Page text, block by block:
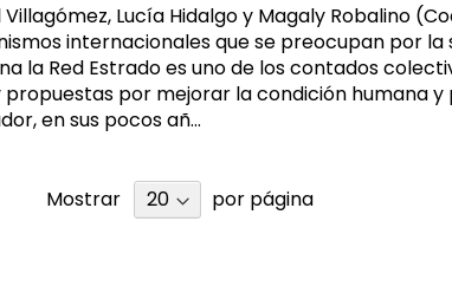
Lucía Hidalgo y Magaly Robalino
internacionales que se preocupan por la
la Red Estrado es uno de los contados
propuestas por mejorar la condición humana
en sus pocos añ...
Mostrar por página